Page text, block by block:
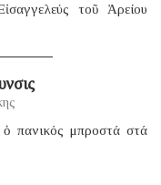
τοῦ Ἀρείου
ὁ πανικός μπροστά στά